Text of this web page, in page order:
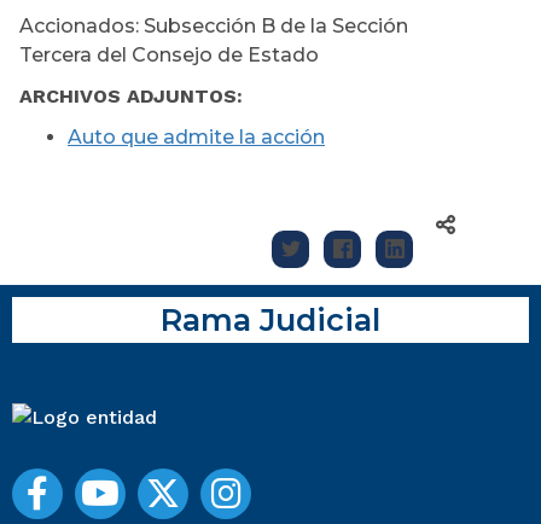
Accionados: Subsección B de la Sección
Tercera del Consejo de Estado
ARCHIVOS ADJUNTOS:
Auto que admite la acción
Rama Judicial